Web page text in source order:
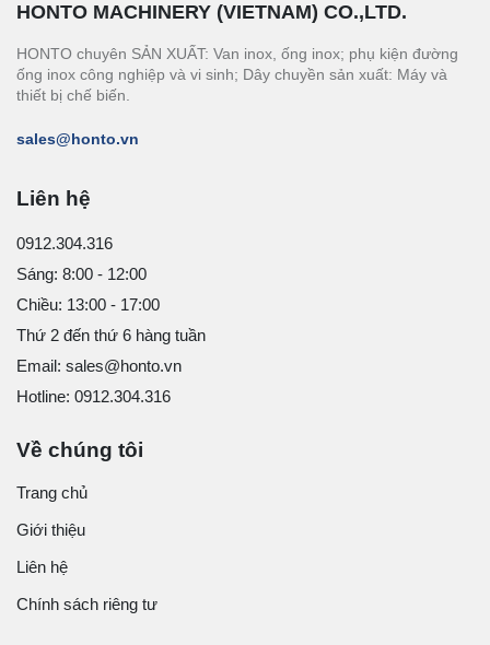
HONTO MACHINERY (VIETNAM) CO.,LTD.
HONTO chuyên SẢN XUẤT: Van inox, ống inox; phụ kiện đường
ống inox công nghiệp và vi sinh; Dây chuyền sản xuất: Máy và
thiết bị chế biến.
sales@honto.vn
Liên hệ
0912.304.316
Sáng: 8:00 - 12:00
Chiều: 13:00 - 17:00
Thứ 2 đến thứ 6 hàng tuần
Email: sales@honto.vn
Hotline: 0912.304.316
Về chúng tôi
Trang chủ
Giới thiệu
Liên hệ
Chính sách riêng tư